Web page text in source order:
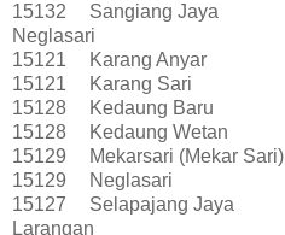
15132
Sangiang Jaya
Neglasari
15121
Karang Anyar
15121
Karang Sari
15128
Kedaung Baru
15128
Kedaung Wetan
15129
Mekarsari (Mekar Sari)
15129
Neglasari
15127
Selapajang Jaya
Larangan